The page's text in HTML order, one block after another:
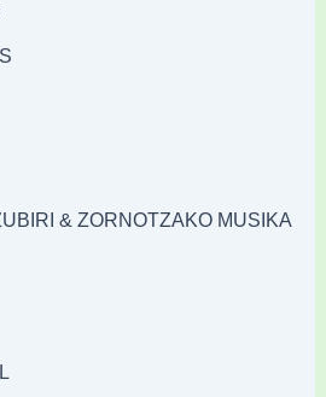
& ZORNOTZAKO MUSIKA